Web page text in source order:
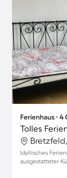
Ferienhaus ∙
Idyllisches
ausgestatteter